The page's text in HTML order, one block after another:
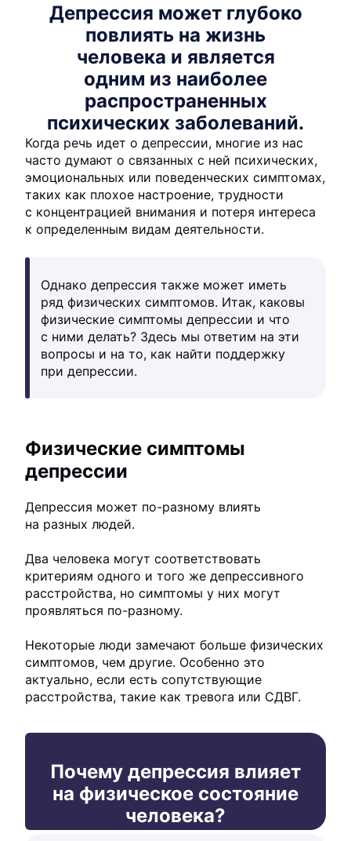
Депрессия может глубоко
повлиять на жизнь
человека и является
одним из наиболее
распространенных
психических заболеваний.
Когда речь идет о депрессии, многие из нас
часто думают о связанных с ней психических,
эмоциональных или поведенческих симптомах,
таких как плохое настроение, трудности
с концентрацией внимания и потеря интереса
к определенным видам деятельности.
Однако депрессия также может иметь
ряд физических симптомов. Итак, каковы
физические симптомы депрессии и что
с ними делать? Здесь мы ответим на эти
вопросы и на то, как найти поддержку
при депрессии.
Физические симптомы
депрессии
Депрессия может по-разному влиять
на разных людей.
Два человека могут соответствовать
критериям одного и того же депрессивного
расстройства, но симптомы у них могут
проявляться по-разному.
Некоторые люди замечают больше физических
симптомов, чем другие. Особенно это
актуально, если есть сопутствующие
расстройства, такие как тревога или СДВГ.
Почему депрессия влияет
на физическое состояние
человека?